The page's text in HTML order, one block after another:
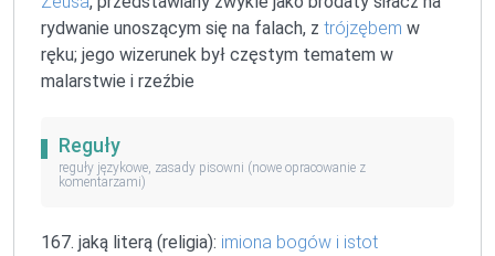
rydwanie unoszącym się na falach, z trójzębem w
ręku; jego wizerunek był częstym tematem w
malarstwie i rzeźbie
Reguły
reguły językowe, zasady pisowni (nowe opracowanie z
komentarzami)
167. jaką literą (religia): imiona bogów i istot